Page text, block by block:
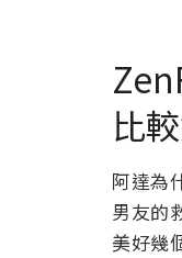
比
阿達為
男友的
美好幾